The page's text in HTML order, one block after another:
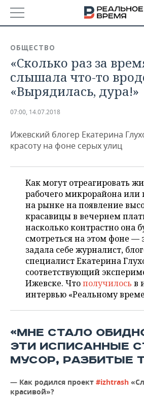
БАШКОРТОСТАН
ТАТАРСТАН
НОВОСТИ
АНАЛИТИКА
ДЕКЛАРАЦИИ О ДОХОДАХ
КОРОЛИ ГОСЗАКАЗА ПФО
КОМУ ПРИНАДЛЕЖАТ
ТОРГОВЫЕ ЦЕНТРЫ
ТАТАРСТАНА
НОВОСТИ ЭКОНОМИКИ
ФИНАНСЫ
БЮДЖЕТ
ИНВЕСТИЦИИ
ПРОМЫШЛЕННОСТЬ
НОВОСТИ
АГРОПРОМ
МАШИНОСТРОЕНИЕ
НЕФТЕХИМИЯ
НЕФТЬ
ОПК
ЭНЕРГЕТИКА
НЕДВИЖИМОСТЬ
НОВОСТИ АВТО
БИЗНЕС
НОВОСТИ БИЗНЕСА
РОЗНИЧНАЯ ТОРГОВЛЯ
ТРАНСПОРТ
УСЛУГИ
ТЕХНОЛОГИИ
НОВОСТИ ТЕХНОЛОГИЙ
МЕДИА
МЕРОПРИЯТИЯ
НОВОСТИ МЕРОПРИЯТИЙ
ВЫЕЗДНАЯ РЕДАКЦИЯ
ОТКРЫТАЯ ЛЕКЦИЯ
СПОРТ
НОВОСТИ СПОРТА
БАСКЕТБОЛ
ВОЛЕЙБОЛ
ОБЩЕСТВО
ИНФРАСТРУКТУРА
ИСТОРИЯ
СЮЖЕТЫ
СПРАВОЧНИК
СПИСОК ПЕРСОН
ПОЛНАЯ ВЕРСИЯ
ОБЩЕСТВО
«Сколько раз за
слышала что-то
«Вырядилась, дура!»
07:00, 14.07.2018
Ижевский блогер Екатерина
красоту на фоне серых улиц
Как могут отреагировать
рабочего микрорайона или
на рынке на появление
красавицы в вечернем
насколько контрастно она
смотреться на этом фоне —
задала себе журналист,
специалист Екатерина
соответствующий
Ижевске. Чтополучилось в
интервью «Реальному
«МНЕ СТАЛО
ЭТИ ИСПИСАННЫЕ
МУСОР, РАЗБИТЫЕ
— Как родился проект #izhtrash
красивой»?